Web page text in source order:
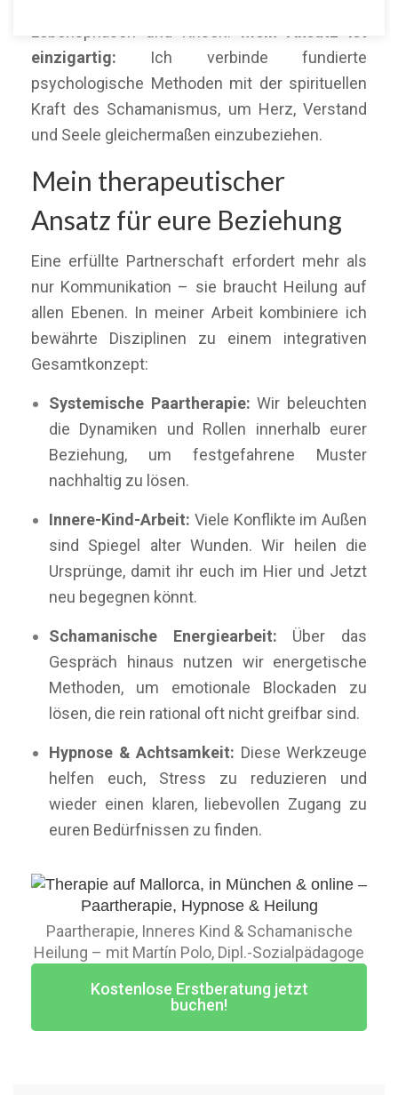
einzigartig: Ich verbinde fundierte
psychologische Methoden mit der spirituellen
Kraft des Schamanismus, um Herz, Verstand
und Seele gleichermaßen einzubeziehen.
Mein therapeutischer
Ansatz für eure Beziehung
Eine erfüllte Partnerschaft erfordert mehr als
nur Kommunikation – sie braucht Heilung auf
allen Ebenen. In meiner Arbeit kombiniere ich
bewährte Disziplinen zu einem integrativen
Gesamtkonzept:
Systemische Paartherapie: Wir beleuchten
die Dynamiken und Rollen innerhalb eurer
Beziehung, um festgefahrene Muster
nachhaltig zu lösen.
Innere-Kind-Arbeit: Viele Konflikte im Außen
sind Spiegel alter Wunden. Wir heilen die
Ursprünge, damit ihr euch im Hier und Jetzt
neu begegnen könnt.
Schamanische Energiearbeit: Über das
Gespräch hinaus nutzen wir energetische
Methoden, um emotionale Blockaden zu
lösen, die rein rational oft nicht greifbar sind.
Hypnose & Achtsamkeit: Diese Werkzeuge
helfen euch, Stress zu reduzieren und
wieder einen klaren, liebevollen Zugang zu
euren Bedürfnissen zu finden.
Paartherapie, Inneres Kind & Schamanische
Heilung – mit Martín Polo, Dipl.-Sozialpädagoge
Kostenlose Erstberatung jetzt
buchen!